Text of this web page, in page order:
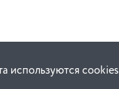
используются cookies